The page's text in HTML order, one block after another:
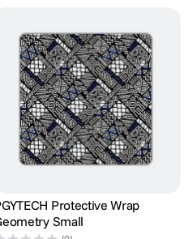
Protective Wrap
Small